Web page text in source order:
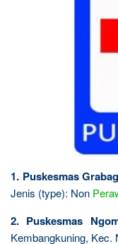
1. Puskesmas
Jenis (type): Non
2. Puskesmas
Kembangkuning, Kec.